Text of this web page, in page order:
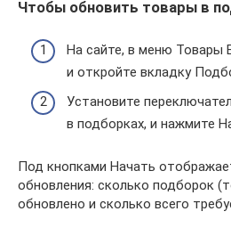
Чтобы обновить товары в
На сайте, в меню Товары
и откройте вкладку
Установите
в подборках, и нажмите
Под кнопками Начать
обновления: сколько подборок
обновлено и сколько всего